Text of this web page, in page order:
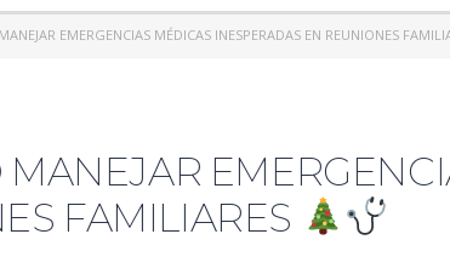
EMERGENCIAS MÉDICAS INESPERADAS EN REUNIONES
MANEJAR
FAMILIARES